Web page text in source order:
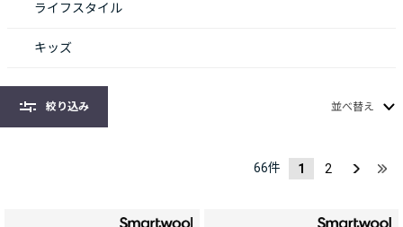
絞り込み 並べ替え
66件 1 2
ライフスタイル
キッズ